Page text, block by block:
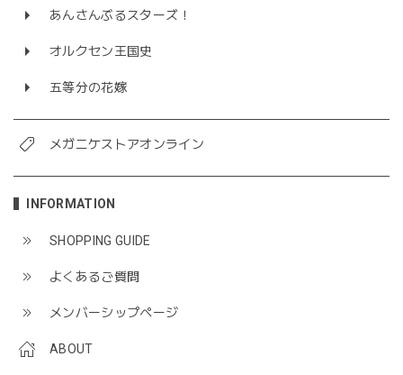
あんさんぶるスターズ！
オルクセン王国史
五等分の花嫁
メガニケストアオンライン
INFORMATION
SHOPPING GUIDE
よくあるご質問
メンバーシップページ
ABOUT